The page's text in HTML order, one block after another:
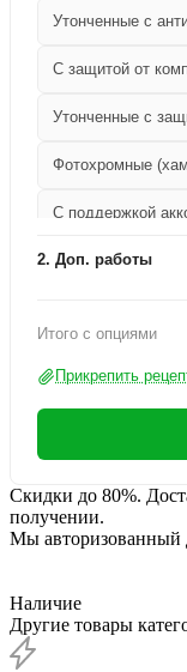
Утонченные с
С защитой от
Фотохромные
С поддержкой
Прогрессивные
2. Доп. работы
Итого с опциями
Прикрепить
Скидки до 80%.
получении.
Мы авторизованный
Наличие
Другие товары